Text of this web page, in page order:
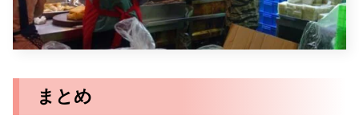
まとめ